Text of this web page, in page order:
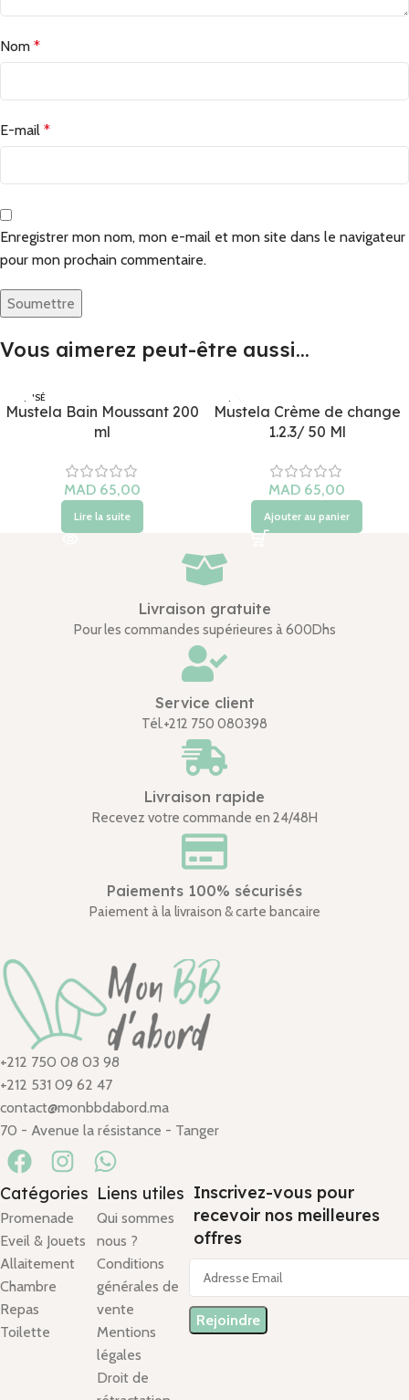
Nom *
E-mail *
Enregistrer mon nom, mon e-mail et mon site dans le navigateur
pour mon prochain commentaire.
Vous aimerez peut-être aussi…
ÉPUISÉ
Mustela Bain Moussant 200
ml
Lire la suite
Mustela Crème de change
1.2.3/ 50 Ml
Ajouter au panier
Livraison gratuite
Pour les commandes supérieures à 600Dhs
Service client
Tél.+212 750 080398
Livraison rapide
Recevez votre commande en 24/48H
Paiements 100% sécurisés
Paiement à la livraison & carte bancaire
+212 750 08 03 98
+212 531 09 62 47
contact@monbbdabord.ma
70 - Avenue la résistance - Tanger
Catégories
Promenade
Eveil & Jouets
Allaitement
Chambre
Repas
Toilette
Liens utiles
Qui sommes
nous ?
Conditions
générales de
vente
Mentions
légales
Droit de
Inscrivez-vous pour
recevoir nos meilleures
offres